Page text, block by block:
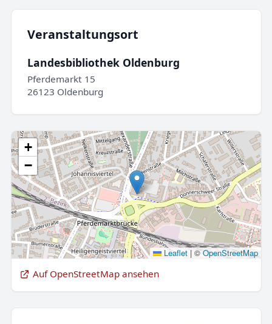
Veranstaltungsort
Landesbibliothek Oldenburg
Pferdemarkt 15
26123 Oldenburg
+
−
Leaflet |©OpenStreetMap
Auf OpenStreetMap ansehen